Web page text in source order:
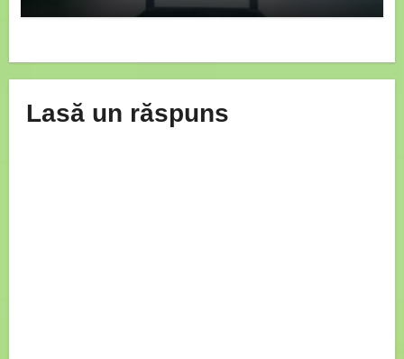
Lasă un răspuns